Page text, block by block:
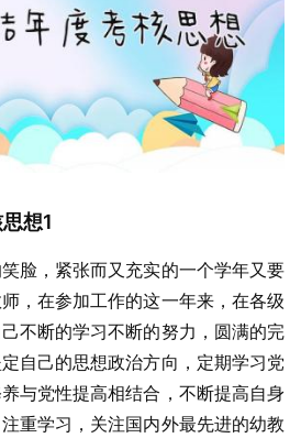
想1
脸，紧张而又充实的一个学年又要
，在参加工作的这一年来，在各级
不断的学习不断的努力，圆满的完
自己的思想政治方向，定期学习党
与党性提高相结合，不断提高自身
重学习，关注国内外最先进的幼教